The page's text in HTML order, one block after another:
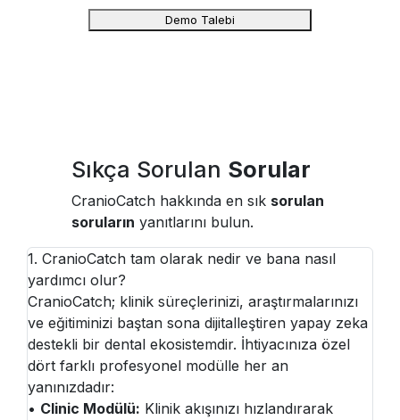
Demo Talebi
Sıkça Sorulan Sorular
CranioCatch hakkında en sık sorulan
soruların yanıtlarını bulun.
1. CranioCatch tam olarak nedir ve bana nasıl
yardımcı olur?
CranioCatch; klinik süreçlerinizi, araştırmalarınızı
ve eğitiminizi baştan sona dijitalleştiren yapay zeka
destekli bir dental ekosistemdir. İhtiyacınıza özel
dört farklı profesyonel modülle her an
yanınızdadır:
• Clinic Modülü: Klinik akışınızı hızlandırarak